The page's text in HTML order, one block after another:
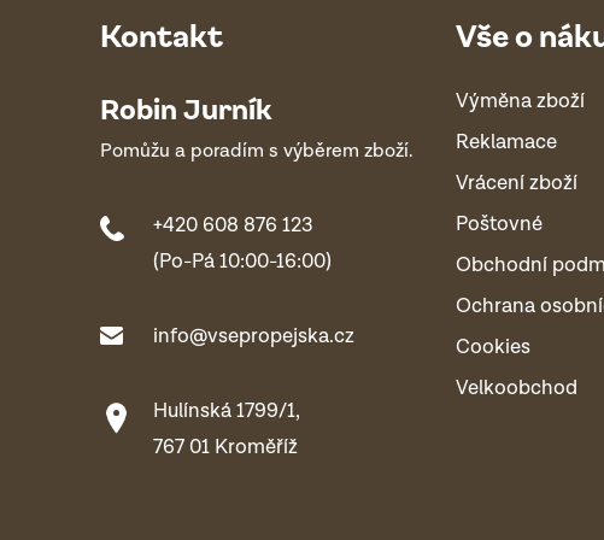
Kontakt
Robin Jurník
Pomůžu a poradím s výběrem zboží.
+420 608 876 123
(Po-Pá 10:00-16:00)
info@vsepropejska.cz
Hulínská 1799/1,
767 01 Kroměříž
Vše o
Výměna zboží
Reklamace
Vrácení zboží
Poštovné
Obchodní
Ochrana
Cookies
Velkoobchod